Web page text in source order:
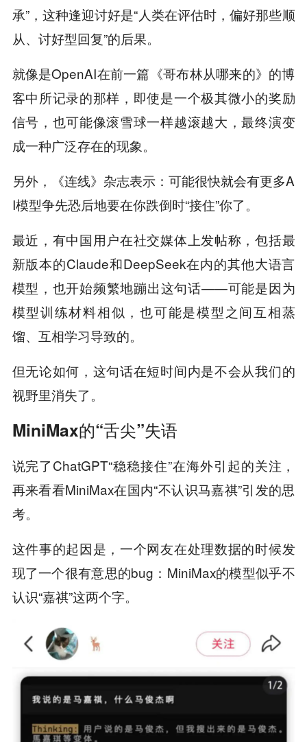
承”，这种逢迎讨好是“人类在评估时，偏好那些顺
从、讨好型回复”的后果。
就像是OpenAI在前一篇《哥布林从哪来的》的博
客中所记录的那样，即使是一个极其微小的奖励
信号，也可能像滚雪球一样越滚越大，最终演变
成一种广泛存在的现象。
另外，《连线》杂志表示：可能很快就会有更多A
I模型争先恐后地要在你跌倒时“接住”你了。
最近，有中国用户在社交媒体上发帖称，包括最
新版本的Claude和DeepSeek在内的其他大语言
模型，也开始频繁地蹦出这句话——可能是因为
模型训练材料相似，也可能是模型之间互相蒸
馏、互相学习导致的。
但无论如何，这句话在短时间内是不会从我们的
视野里消失了。
MiniMax的“舌尖”失语
说完了ChatGPT“稳稳接住”在海外引起的关注，
再来看看MiniMax在国内“不认识马嘉祺”引发的思
考。
这件事的起因是，一个网友在处理数据的时候发
现了一个很有意思的bug：MiniMax的模型似乎不
认识“嘉祺”这两个字。